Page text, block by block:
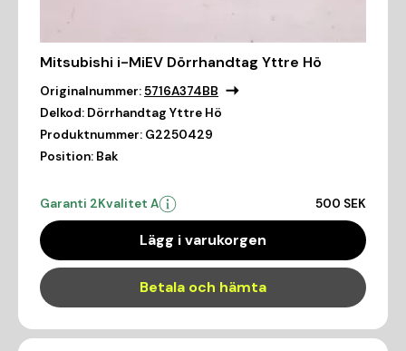
Mitsubishi i-MiEV Dörrhandtag Yttre Hö
Originalnummer:5716A374BB
Delkod: Dörrhandtag Yttre Hö
Produktnummer: G2250429
Position: Bak
Garanti 2Kvalitet A 500 SEK
Lägg i varukorgen
Betala och hämta